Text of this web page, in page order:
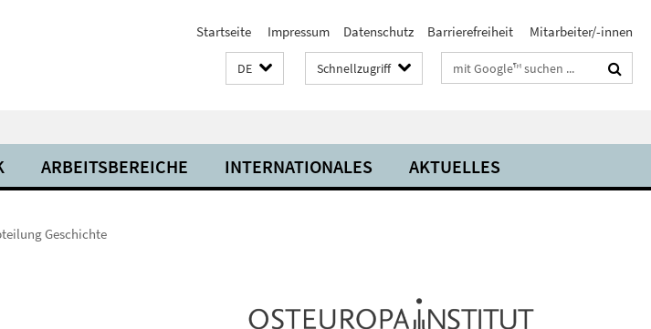
Startseite Impressum Datenschutz Barrierefreiheit Mitarbeiter/-innen
DE Schnellzugriff Suchbegriffe
ARBEITSBEREICHE INTERNATIONALES AKTUELLES
Geschichte